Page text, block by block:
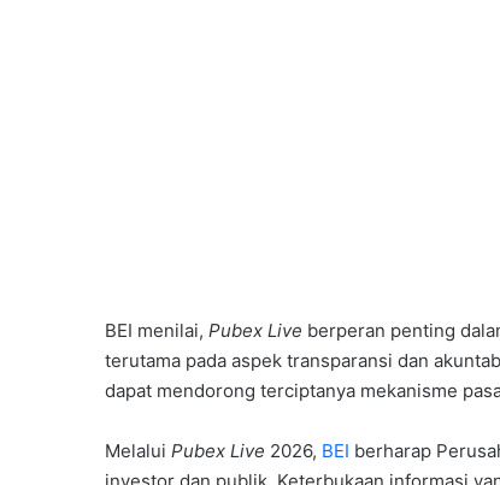
BEI menilai, Pubex Live berperan penting
terutama pada aspek transparansi dan
dapat mendorong terciptanya mekanisme
Melalui Pubex Live 2026, BEI berharap